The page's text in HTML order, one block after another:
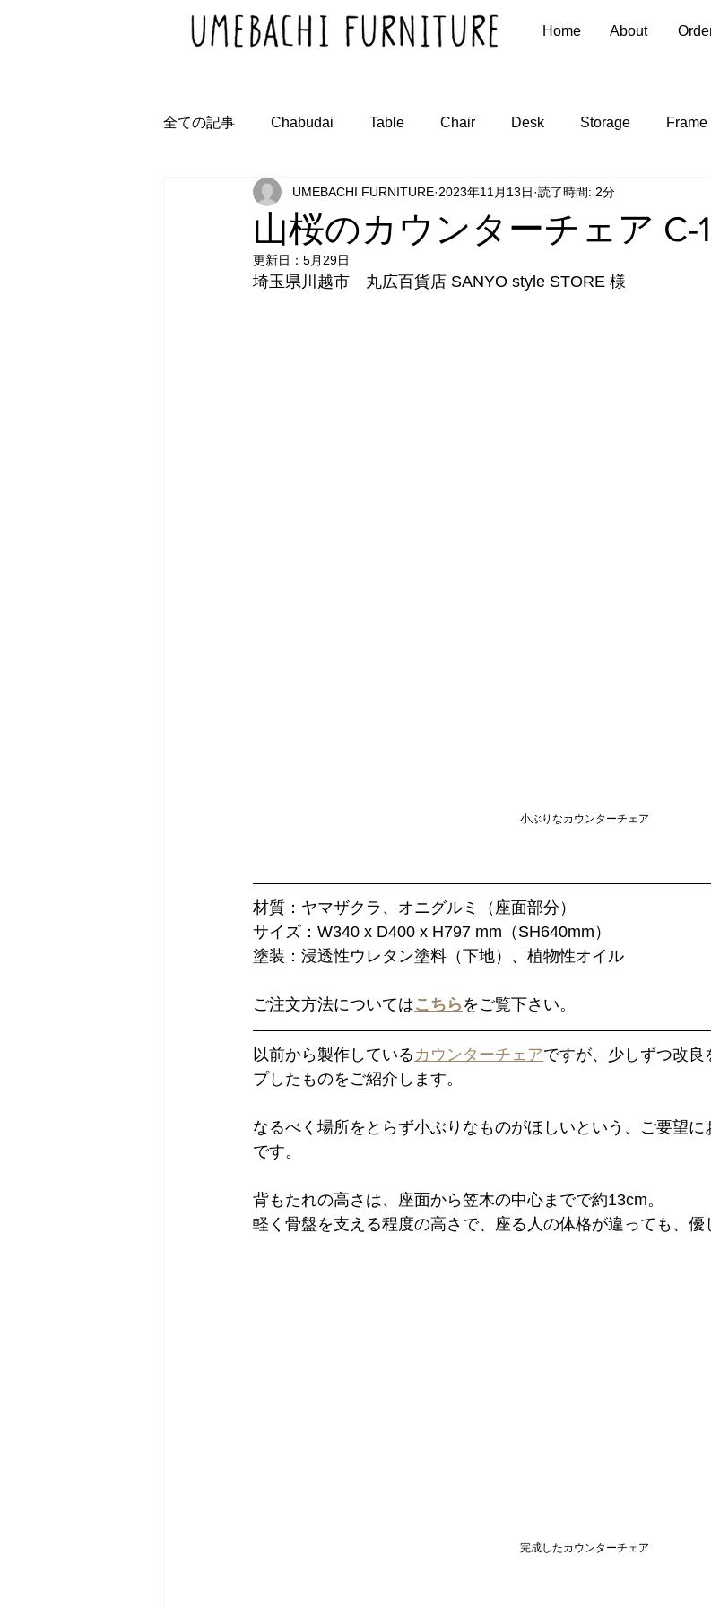
Home About
全ての記事 Chabudai Table Chair Desk Storage Frame
山桜のカウンターチェア C-
UMEBACHI FURNITURE 2023年11月13日 読了時間: 2分
更新日： 5月29日
埼玉県川越市　丸広百貨店 SANYO style STORE 様
小ぶりなカウンターチェア
材質：ヤマザクラ、オニグルミ（座面部分）
サイズ：W340 x D400 x H797 mm（SH640mm）
塗装：浸透性ウレタン塗料（下地）、植物性オイル
ご注文方法についてはこちら をご覧下さい。
以前から製作している カウンターチェアですが、少しずつ改良
プしたものをご紹介します。
なるべく場所をとらず小ぶりなものがほしいという、ご要望
です。
背もたれの高さは、座面から笠木の中心までで約13cm。
軽く骨盤を支える程度の高さで、座る人の体格が違っても、優
完成したカウンターチェア